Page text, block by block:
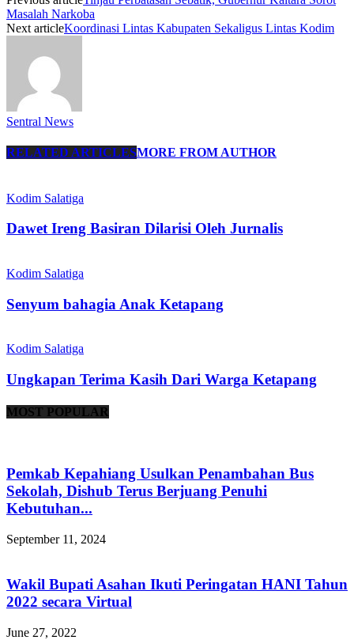
Masalah Narkoba
Next articleKoordinasi Lintas Kabupaten Sekaligus Lintas Kodim
Sentral News
RELATED ARTICLESMORE FROM AUTHOR
Kodim Salatiga
Dawet Ireng Basiran Dilarisi Oleh Jurnalis
Kodim Salatiga
Senyum bahagia Anak Ketapang
Kodim Salatiga
Ungkapan Terima Kasih Dari Warga Ketapang
MOST POPULAR
Pemkab Kepahiang Usulkan Penambahan Bus
Sekolah, Dishub Terus Berjuang Penuhi
Kebutuhan...
September 11, 2024
Wakil Bupati Asahan Ikuti Peringatan HANI Tahun
2022 secara Virtual
June 27, 2022